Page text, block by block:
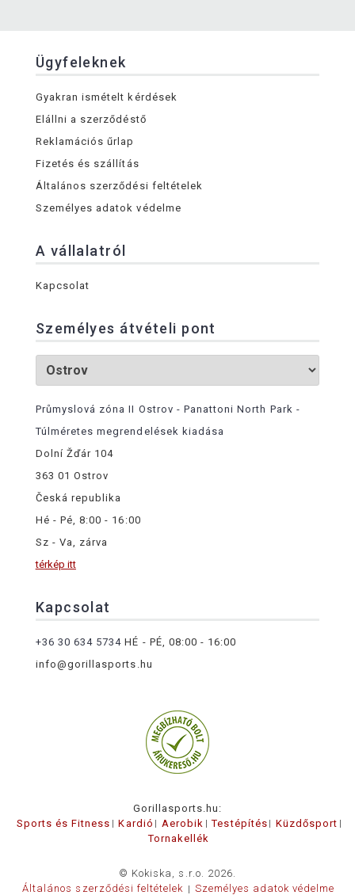
Ügyfeleknek
Gyakran ismételt kérdések
Elállni a szerződéstő
Reklamációs űrlap
Fizetés és szállítás
Általános szerződési feltételek
Személyes adatok védelme
A vállalatról
Kapcsolat
Személyes átvételi pont
Průmyslová zóna II Ostrov - Panattoni North Park -
Túlméretes megrendelések kiadása
Dolní Žďár 104
363 01 Ostrov
Česká republika
Hé - Pé, 8:00 - 16:00
Sz - Va, zárva
térkép itt
Kapcsolat
+36 30 634 5734 HÉ - PÉ, 08:00 - 16:00
info@gorillasports.hu
Gorillasports.hu:
Sports és Fitness
Kardió Aerobik Testépítés
Küzdősport
Tornakellék
© Kokiska, s.r.o. 2026.
Általános szerződési feltételek
Személyes adatok védelme